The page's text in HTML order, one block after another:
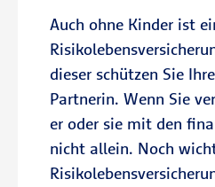
Auch ohne Kinder ist
dieser schützen Sie
Partnerin. Wenn Sie
er oder sie mit den
nicht allein. Noch